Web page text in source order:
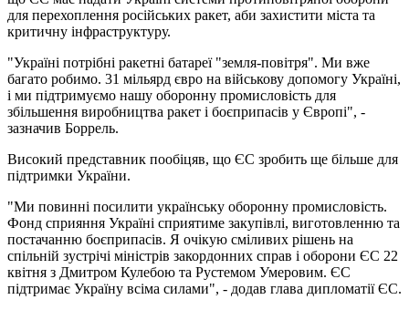
для перехоплення російських ракет, аби захистити міста та
критичну інфраструктуру.
"Україні потрібні ракетні батареї "земля-повітря". Ми вже
багато робимо. 31 мільярд євро на військову допомогу Україні,
і ми підтримуємо нашу оборонну промисловість для
збільшення виробництва ракет і боєприпасів у Європі", -
зазначив Боррель.
Високий представник пообіцяв, що ЄС зробить ще більше для
підтримки України.
"Ми повинні посилити українську оборонну промисловість.
Фонд сприяння Україні сприятиме закупівлі, виготовленню та
постачанню боєприпасів. Я очікую сміливих рішень на
спільній зустрічі міністрів закордонних справ і оборони ЄС 22
квітня з Дмитром Кулебою та Рустемом Умеровим. ЄС
підтримає Україну всіма силами", - додав глава дипломатії ЄС.